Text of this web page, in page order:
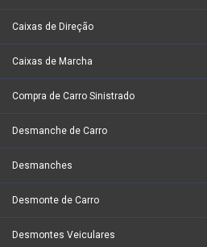
Caixas de Direção
Caixas de Marcha
Compra de Carro Sinistrado
Desmanche de Carro
Desmanches
Desmonte de Carro
Desmontes Veiculares